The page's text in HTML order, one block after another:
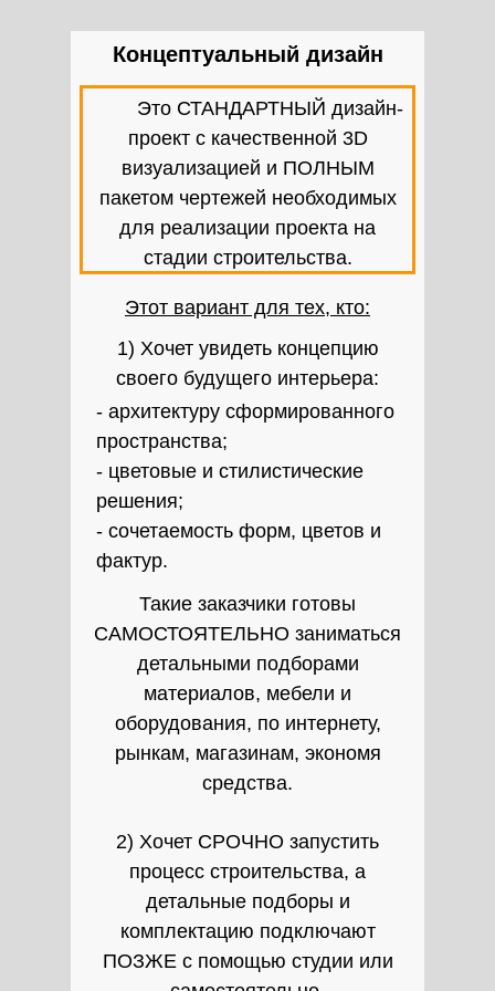
2) Хочет СРОЧНО запустить
процесс строительства, а
детальные подборы и
комплектацию подключают
ПОЗЖЕ с помощью студии или
Концептуальный дизайн
Это СТАНДАРТНЫЙ дизайн-
проект с качественной 3D
визуализацией и ПОЛНЫМ
пакетом чертежей необходимых
для реализации проекта на
стадии строительства.
1) Хочет увидеть концепцию
своего будущего интерьера:
Этот вариант для тех, кто:
Такие заказчики готовы
САМОСТОЯТЕЛЬНО заниматься
детальными подборами
материалов, мебели и
оборудования, по интернету,
рынкам, магазинам, экономя
средства.
- архитектуру сформированного
пространства;
- цветовые и стилистические
решения;
- сочетаемость форм, цветов и
фактур.